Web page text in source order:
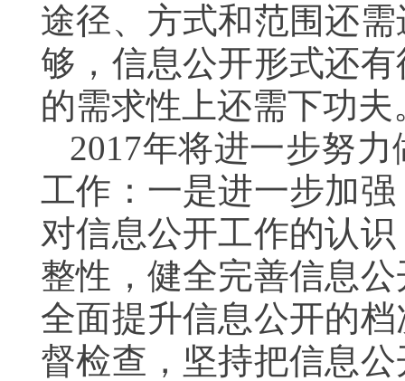
途径、方式和范围还
够，信息公开形式还
的需求性上还需下功夫
2017年将进一步努
工作：一是进一步加
对信息公开工作的认
整性，健全完善信息
全面提升信息公开的
督检查，坚持把信息